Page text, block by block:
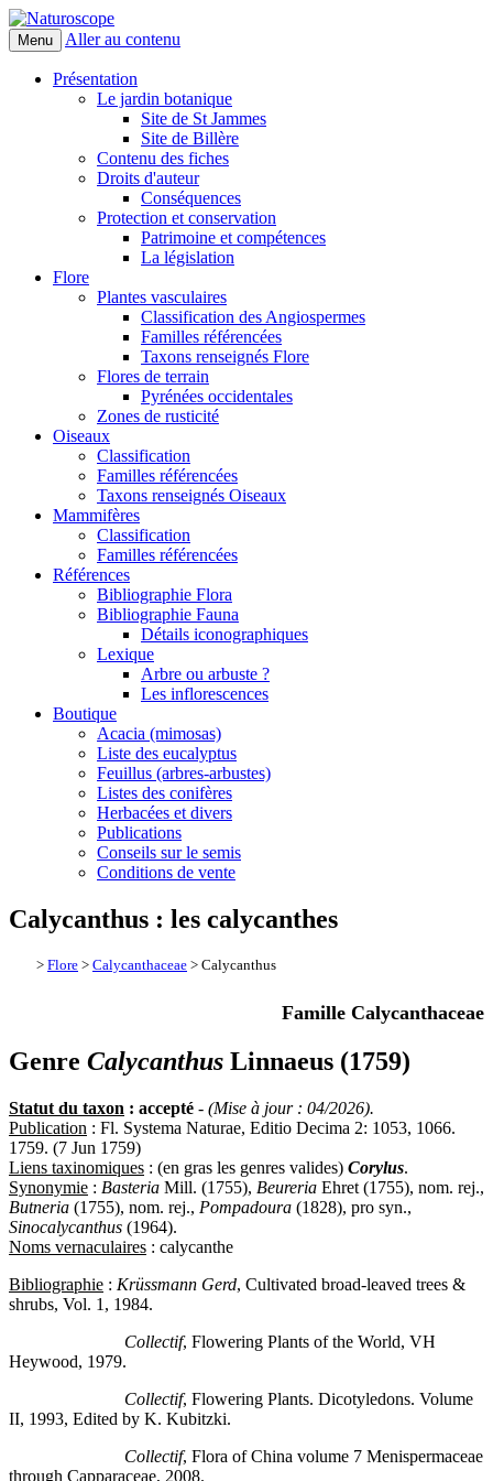
Naturoscope
Menu Aller au contenu
Présentation
Le jardin botanique
Site de St Jammes
Site de Billère
Contenu des fiches
Droits d'auteur
Conséquences
Protection et conservation
Patrimoine et compétences
La législation
Flore
Plantes vasculaires
Classification des Angiospermes
Familles référencées
Taxons renseignés Flore
Flores de terrain
Pyrénées occidentales
Zones de rusticité
Oiseaux
Classification
Familles référencées
Taxons renseignés Oiseaux
Mammifères
Classification
Familles référencées
Références
Bibliographie Flora
Bibliographie Fauna
Détails iconographiques
Lexique
Arbre ou arbuste ?
Les inflorescences
Boutique
Acacia (mimosas)
Liste des eucalyptus
Feuillus (arbres-arbustes)
Listes des conifères
Herbacées et divers
Publications
Conseils sur le semis
Conditions de vente
Calycanthus : les calycanthes
> Flore > Calycanthaceae > Calycanthus
Famille Calycanthaceae
Genre Calycanthus Linnaeus (1759)
Statut du taxon : accepté - (Mise à jour : 04/2026).
Publication : Fl. Systema Naturae, Editio Decima 2: 1053, 1066.
1759. (7 Jun 1759)
Liens taxinomiques : (en gras les genres valides) Corylus.
Synonymie : Basteria Mill. (1755), Beureria Ehret (1755), nom. rej.,
Butneria (1755), nom. rej., Pompadoura (1828), pro syn.,
Sinocalycanthus (1964).
Noms vernaculaires : calycanthe
Bibliographie : Krüssmann Gerd, Cultivated broad-leaved trees &
shrubs, Vol. 1, 1984.
Collectif, Flowering Plants of the World, VH
Heywood, 1979.
Collectif, Flowering Plants. Dicotyledons. Volume
II, 1993, Edited by K. Kubitzki.
Collectif, Flora of China volume 7 Menispermaceae
through Capparaceae, 2008.